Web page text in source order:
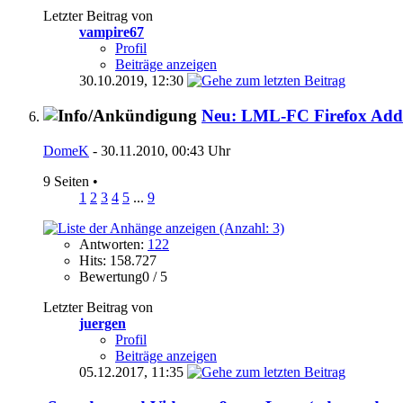
Letzter Beitrag von
vampire67
Profil
Beiträge anzeigen
30.10.2019, 12:30
Neu: LML-FC Firefox
DomeK - 30.11.2010, 00:43 Uhr
9 Seiten •
1 2 3 4 5 ... 9
Antworten: 122
Hits: 158.727
Bewertung0 / 5
Letzter Beitrag von
juergen
Profil
Beiträge anzeigen
05.12.2017, 11:35